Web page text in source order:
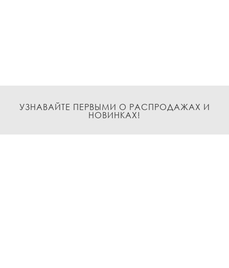
УЗНАВАЙТЕ ПЕРВЫМИ О РАСПРОДАЖАХ И
НОВИНКАХ!